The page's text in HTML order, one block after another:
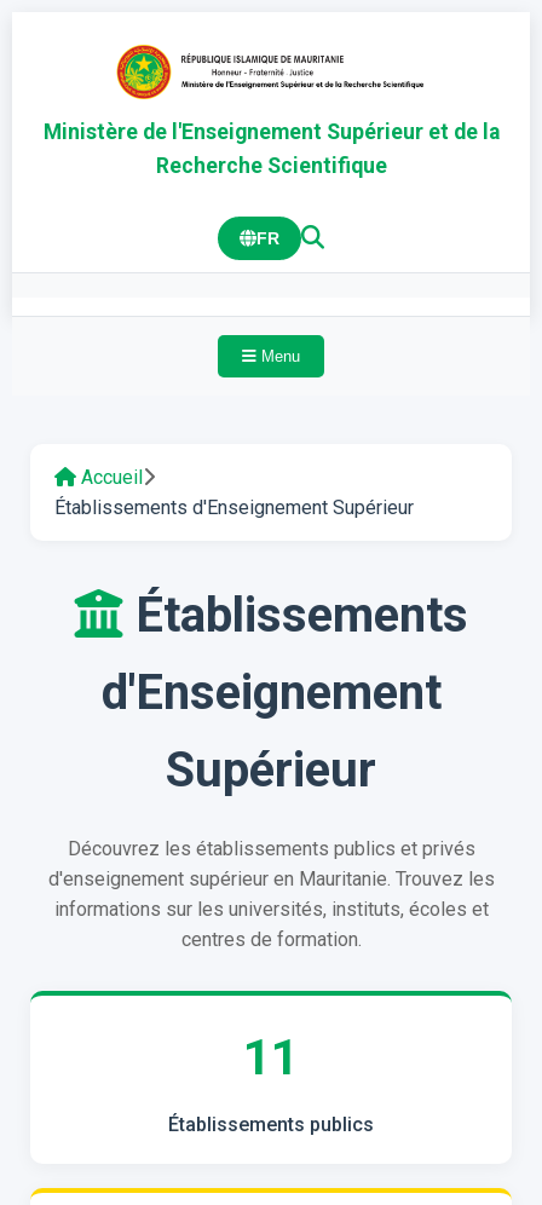
Ministère de l'Enseignement Supérieur et de la
Recherche Scientifique
FR
Menu
Accueil
Établissements d'Enseignement Supérieur
Établissements
d'Enseignement
Supérieur
Découvrez les établissements publics et privés
d'enseignement supérieur en Mauritanie. Trouvez les
informations sur les universités, instituts, écoles et
centres de formation.
11
Établissements publics